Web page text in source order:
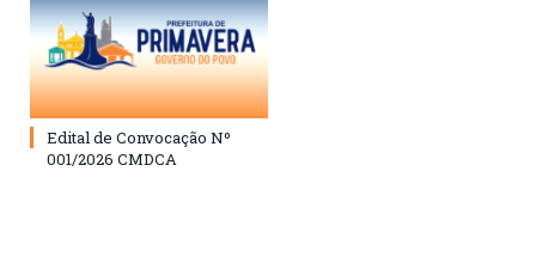
Edital de Convocação Nº
001/2026 CMDCA